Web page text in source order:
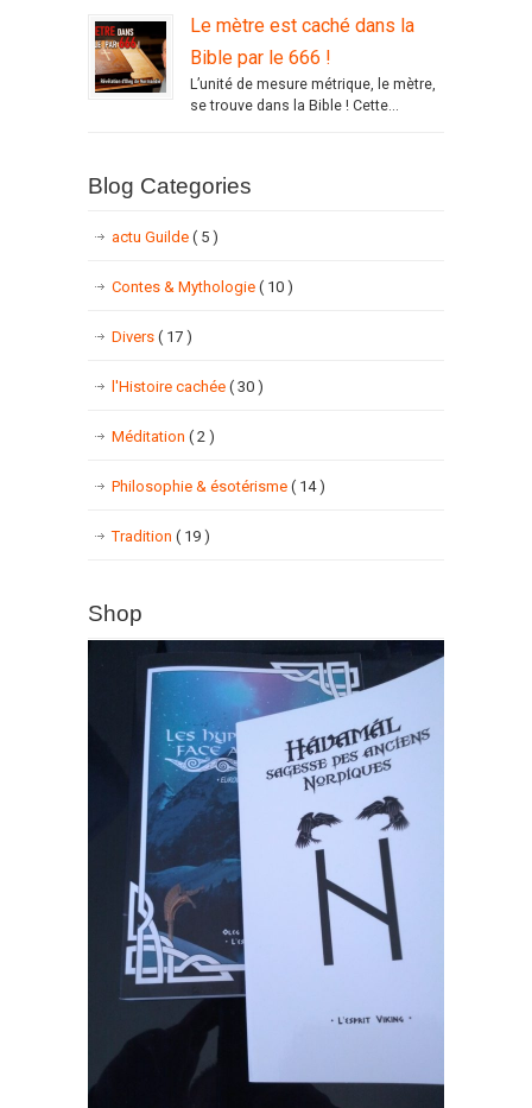
Le mètre est caché dans la
Bible par le 666 !
L’unité de mesure métrique, le mètre,
se trouve dans la Bible ! Cette...
Blog Categories
actu Guilde ( 5 )
Contes & Mythologie ( 10 )
Divers ( 17 )
l'Histoire cachée ( 30 )
Méditation ( 2 )
Philosophie & ésotérisme ( 14 )
Tradition ( 19 )
Shop